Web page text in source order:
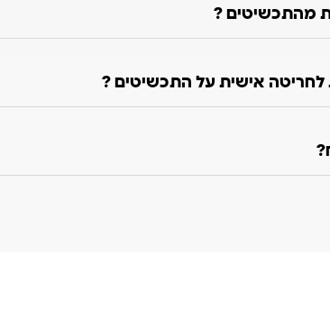
מהתכשיטים ?
אישית על התכשיטים ?